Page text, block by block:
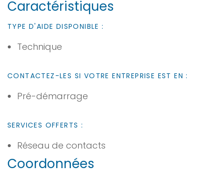
Caractéristiques
TYPE D'AIDE DISPONIBLE :
Technique
CONTACTEZ-LES SI VOTRE ENTREPRISE EST EN :
Pré-démarrage
SERVICES OFFERTS :
Réseau de contacts
Coordonnées